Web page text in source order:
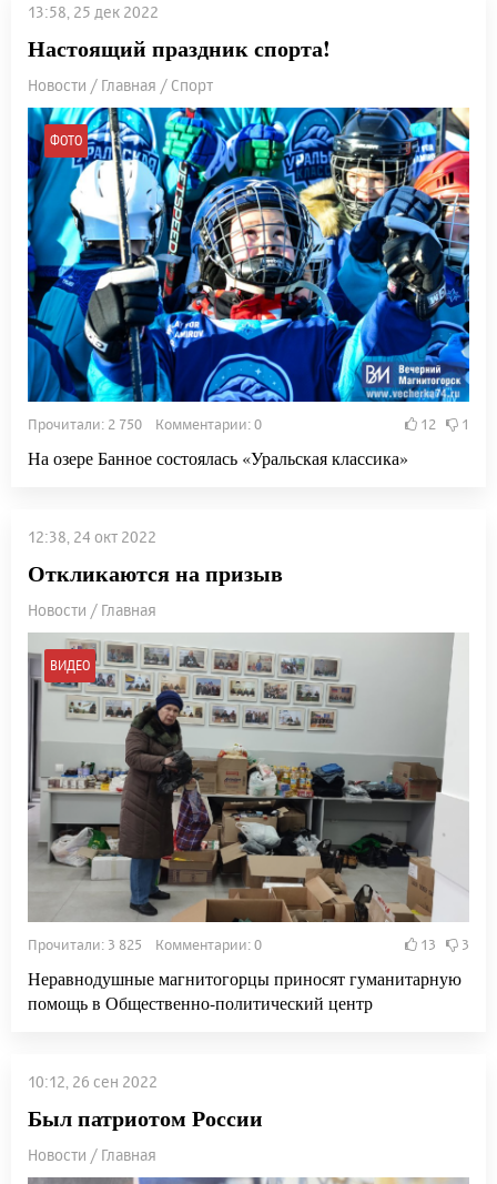
13:58, 25 дек 2022
Настоящий праздник спорта!
Новости / Главная / Спорт
ФОТО
Прочитали: 2 750 Комментарии: 0 12 1
На озере Банное состоялась «Уральская классика»
12:38, 24 окт 2022
Откликаются на призыв
Новости / Главная
ВИДЕО
Прочитали: 3 825 Комментарии: 0 13 3
Неравнодушные магнитогорцы приносят гуманитарную
помощь в Общественно-политический центр
10:12, 26 сен 2022
Был патриотом России
Новости / Главная